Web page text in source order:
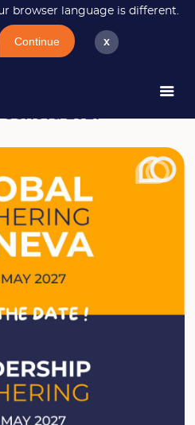
browser language is different.
Continue x
2027